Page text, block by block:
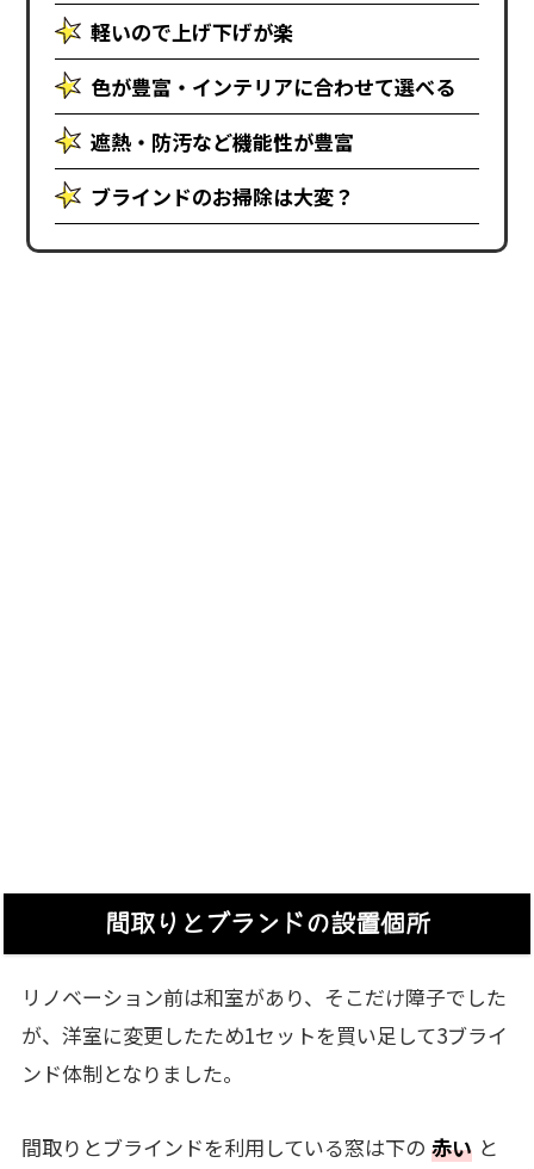
軽いので上げ下げが楽
色が豊富・インテリアに合わせて選べる
遮熱・防汚など機能性が豊富
ブラインドのお掃除は大変？
間取りとブランドの設置個所
リノベーション前は和室があり、そこだけ障子でした
が、洋室に変更したため1セットを買い足して3ブライ
ンド体制となりました。
間取りとブラインドを利用している窓は下の 赤い と